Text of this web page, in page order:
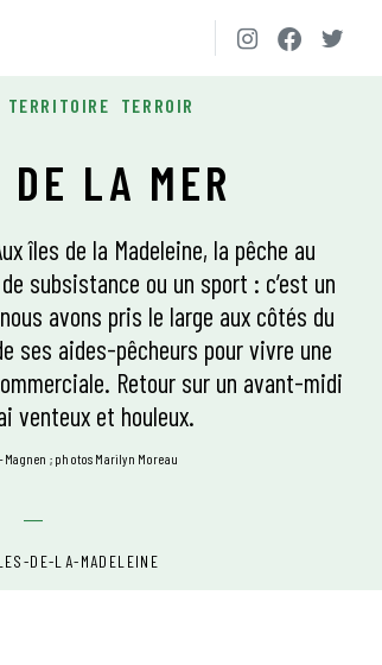
TERRITOIRE TERROIR
DE LA MER
îles de la Madeleine, la pêche au
subsistance ou un sport : c’est un
avons pris le large aux côtés du
ses aides-pêcheurs pour vivre une
Retour sur un avant-midi
venteux et houleux.
Magnen photos Marilyn Moreau
DE-LA-MADELEINE